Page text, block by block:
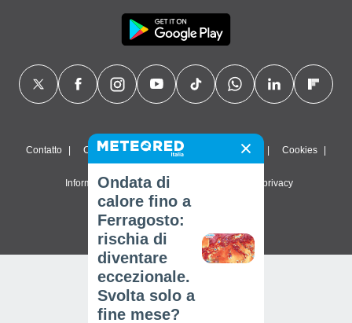
Contatto Chi siamo FAQ Termini di utilizzo Cookies
Informativa sulla privacy Impostazioni sulla privacy
© 2026 Meteored. Tutti i diritti riservati
Ondata di
calore fino a
Ferragosto:
rischia di
diventare
eccezionale.
Svolta solo a
fine mese?